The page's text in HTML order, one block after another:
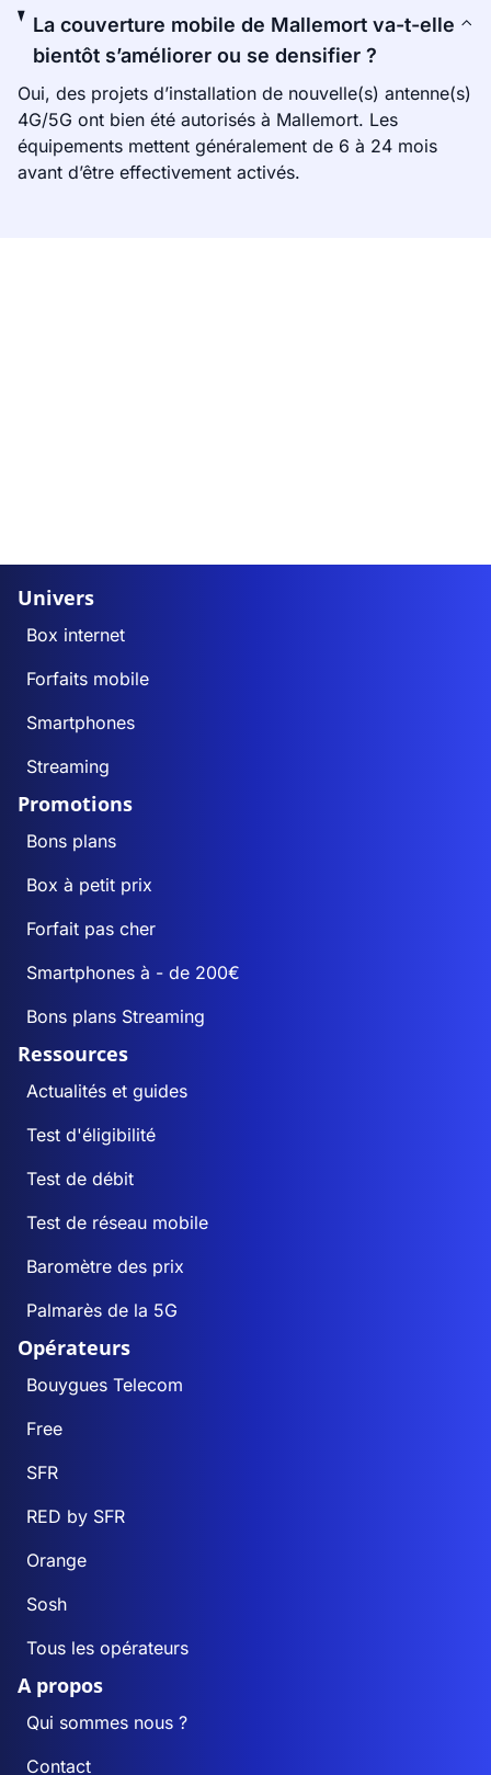
La couverture mobile de Mallemort va-t-elle
bientôt s’améliorer ou se densifier ?
Oui, des projets d’installation de nouvelle(s) antenne(s)
4G/5G ont bien été autorisés à Mallemort. Les
équipements mettent généralement de 6 à 24 mois
avant d’être effectivement activés.
Univers
Box internet
Forfaits mobile
Smartphones
Streaming
Promotions
Bons plans
Box à petit prix
Forfait pas cher
Smartphones à - de 200€
Bons plans Streaming
Ressources
Actualités et guides
Test d'éligibilité
Test de débit
Test de réseau mobile
Baromètre des prix
Palmarès de la 5G
Opérateurs
Bouygues Telecom
Free
SFR
RED by SFR
Orange
Sosh
Tous les opérateurs
A propos
Qui sommes nous ?
Contact